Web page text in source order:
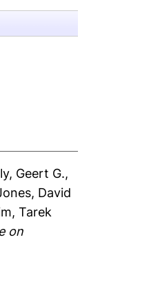
Geert G.,
David
Tarek
on